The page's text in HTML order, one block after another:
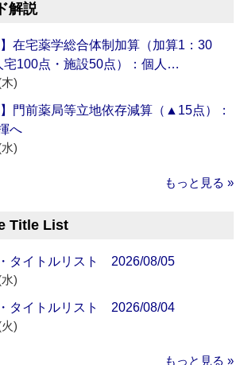
解説
】在宅薬学総合体制加算（加算1：30
宅100点・施設50点）：個人…
)
】門前薬局等立地依存減算（▲15点）：
へ
)
もっと見る »
Title List
タイトルリスト 2026/08/05
)
タイトルリスト 2026/08/04
)
もっと見る »